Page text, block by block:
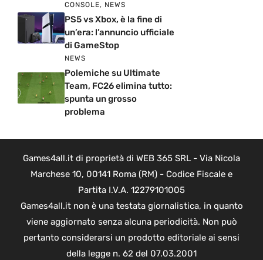
CONSOLE, NEWS
PS5 vs Xbox, è la fine di
un’era: l’annuncio ufficiale
di GameStop
NEWS
Polemiche su Ultimate
Team, FC26 elimina tutto:
spunta un grosso
problema
Games4all.it di proprietà di WEB 365 SRL - Via Nicola
Marchese 10, 00141 Roma (RM) - Codice Fiscale e
Partita I.V.A. 12279101005
Games4all.it non è una testata giornalistica, in quanto
viene aggiornato senza alcuna periodicità. Non può
pertanto considerarsi un prodotto editoriale ai sensi
della legge n. 62 del 07.03.2001